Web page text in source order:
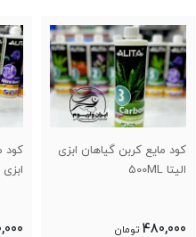
کود مایع پتاسیم گیاهان
ابزی الیتا 500ML
480,000